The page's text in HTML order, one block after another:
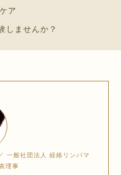
ア
しませんか？
一般社団法人 経絡リンパマ
理事